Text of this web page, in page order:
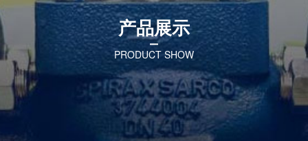
한국어
产品展示
PRODUCT SHOW